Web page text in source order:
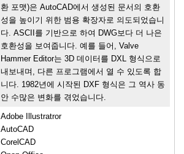
환 포맷)은 AutoCAD에서 생성된 문서의 호환
성을 높이기 위한 범용 확장자로 의도되었습니
다. ASCII를 기반으로 하여 DWG보다 더 나은
호환성을 보여줍니다. 예를 들어, Valve
Hammer Editor는 3D 데이터를 DXL 형식으로
내보내며, 다른 프로그램에서 열 수 있도록 합
니다. 1982년에 시작된 DXF 형식은 그 역사 동
안 수많은 변화를 겪었습니다.
Adobe Illustratror
AutoCAD
CorelCAD